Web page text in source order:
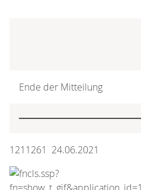
Ende der Mitteilung
1211261 24.06.2021